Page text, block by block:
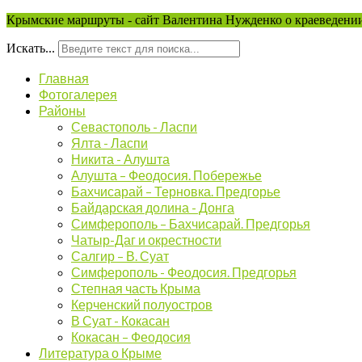
Крымские маршруты - сайт Валентина Нужденко о
Искать...
Главная
Фотогалерея
Районы
Севастополь - Ласпи
Ялта - Ласпи
Никита - Алушта
Алушта – Феодосия. Побережье
Бахчисарай – Терновка. Предгорье
Байдарская долина - Донга
Симферополь – Бахчисарай. Предгорья
Чатыр-Даг и окрестности
Салгир – В. Суат
Симферополь - Феодосия. Предгорья
Степная часть Крыма
Керченский полуостров
В Суат - Кокасан
Кокасан – Феодосия
Литература о Крыме